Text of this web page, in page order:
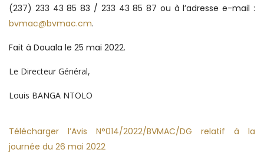
(237) 233 43 85 83 / 233 43 85 87 ou à l’adresse e-mail :
bvmac@bvmac.cm.
Fait à Douala le 25 mai 2022.
Le Directeur Général,
Louis BANGA NTOLO
Télécharger l’Avis N°014/2022/BVMAC/DG relatif à la
journée du 26 mai 2022